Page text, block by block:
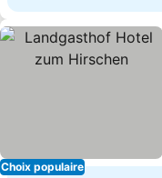
Choix populaire